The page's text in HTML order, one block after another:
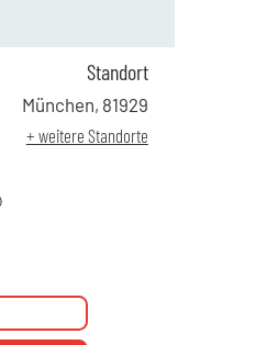
Standort
München, 81929
+ weitere Standorte